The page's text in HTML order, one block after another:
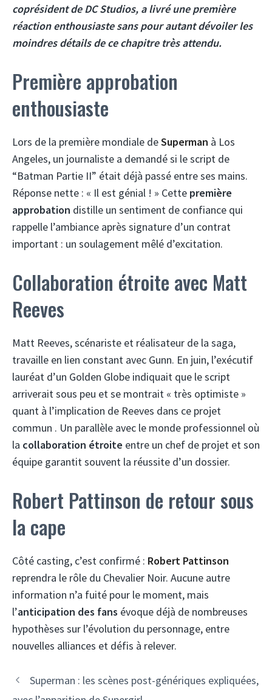
coprésident de DC Studios, a livré une première
réaction enthousiaste sans pour autant dévoiler les
moindres détails de ce chapitre très attendu.
Première approbation
enthousiaste
Lors de la première mondiale deSuperman à Los
Angeles, un journaliste a demandé si le script de
“Batman Partie II” était déjà passé entre ses mains.
Réponse nette : « Il est génial ! » Cette première
approbation distille un sentiment de confiance qui
rappelle l’ambiance après signature d’un contrat
important : un soulagement mêlé d’excitation.
Collaboration étroite avec Matt
Reeves
Matt Reeves, scénariste et réalisateur de la saga,
travaille en lien constant avec Gunn. En juin, l’exécutif
lauréat d’un Golden Globe indiquait que le script
arriverait sous peu et se montrait « très optimiste »
quant à l’implication de Reeves dans ce projet
commun . Un parallèle avec le monde professionnel où
la collaboration étroite entre un chef de projet et son
équipe garantit souvent la réussite d’un dossier.
Robert Pattinson de retour sous
la cape
Côté casting, c’est confirmé : Robert Pattinson
reprendra le rôle du Chevalier Noir. Aucune autre
information n’a fuité pour le moment, mais
l’anticipation des fans évoque déjà de nombreuses
hypothèses sur l’évolution du personnage, entre
nouvelles alliances et défis à relever.
Superman : les scènes post-génériques expliquées,